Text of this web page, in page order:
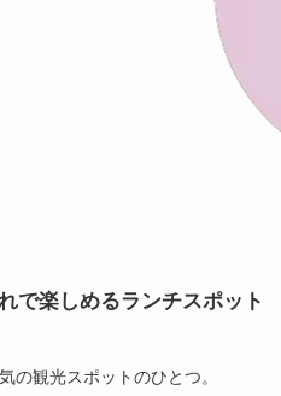
で楽しめるランチスポット
の観光スポットのひとつ。